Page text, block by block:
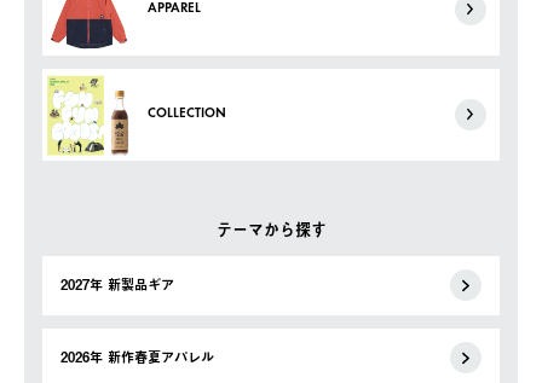
APPAREL
COLLECTION
テーマから探す
2027年 新製品ギア
2026年 新作春夏アパレル